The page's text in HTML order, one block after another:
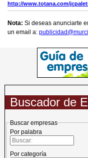
http://www.totana.com/
Nota: Si deseas anunciarte
un email a:
Buscador de
Buscar empresas
Por palabra
Por categoría